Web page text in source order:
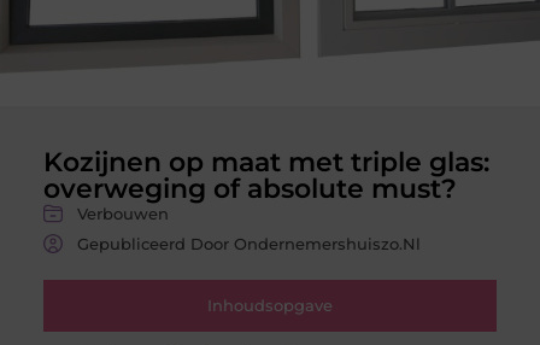
Kozijnen op maat met triple glas:
overweging of absolute must?
Verbouwen
Gepubliceerd Door Ondernemershuiszo.nl
Inhoudsopgave